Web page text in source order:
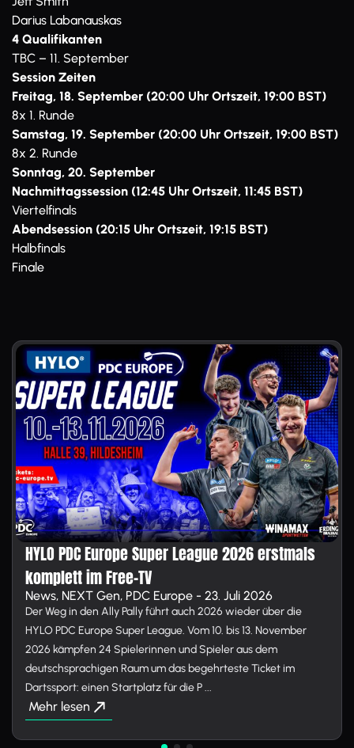
Darius Labanauskas
4 Qualifikanten
TBC – 11. September
Session Zeiten
Freitag, 18. September (20:00 Uhr Ortszeit, 19:00 BST)
8x 1. Runde
Samstag, 19. September (20:00 Uhr Ortszeit, 19:00 BST)
8x 2. Runde
Sonntag, 20. September
Nachmittagssession (12:45 Uhr Ortszeit, 11:45 BST)
Viertelfinals
Abendsession (20:15 Uhr Ortszeit, 19:15 BST)
Halbfinals
Finale
HYLO PDC Europe Super League 2026 erstmals
komplett im Free-TV
News, NEXT Gen, PDC Europe - 23. Juli 2026
Der Weg in den Ally Pally führt auch 2026 wieder über die
HYLO PDC Europe Super League. Vom 10. bis 13. November
2026 kämpfen 24 Spielerinnen und Spieler aus dem
deutschsprachigen Raum um das begehrteste Ticket im
Dartssport: einen Startplatz für die P ...
Mehr lesen